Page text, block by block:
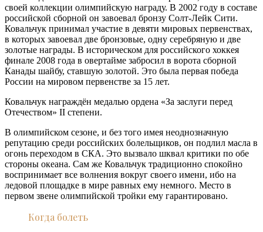
своей коллекции олимпийскую награду. В 2002 году в составе
российской сборной он завоевал бронзу Солт-Лейк Сити.
Ковальчук принимал участие в девяти мировых первенствах,
в которых завоевал две бронзовые, одну серебряную и две
золотые награды. В историческом для российского хоккея
финале 2008 года в овертайме забросил в ворота сборной
Канады шайбу, ставшую золотой. Это была первая победа
России на мировом первенстве за 15 лет.
Ковальчук награждён медалью ордена «За заслуги перед
Отечеством» II степени.
В олимпийском сезоне, и без того имея неоднозначную
репутацию среди российских болельщиков, он подлил масла в
огонь переходом в СКА. Это вызвало шквал критики по обе
стороны океана. Сам же Ковальчук традиционно спокойно
воспринимает все волнения вокруг своего имени, ибо на
ледовой площадке в мире равных ему немного. Место в
первом звене олимпийской тройки ему гарантировано.
Когда болеть